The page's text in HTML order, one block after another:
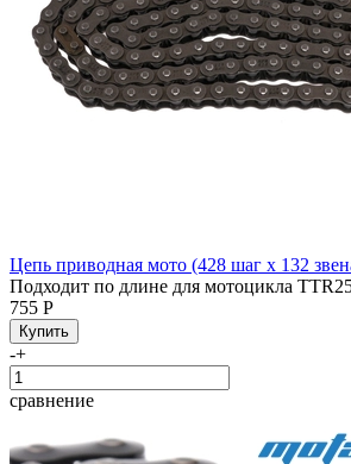
Цепь приводная мото (428 шаг x 132
Подходит по длине для мотоцикла
755 Р
-+
сравнение